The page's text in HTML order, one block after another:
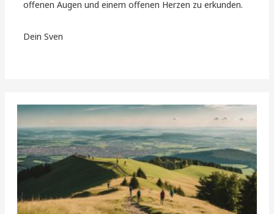
offenen Augen und einem offenen Herzen zu erkunden.
Dein Sven